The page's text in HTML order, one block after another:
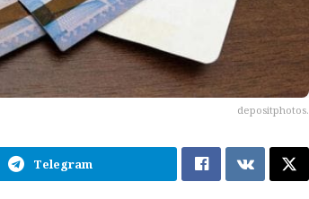
depositphotos.
Telegram